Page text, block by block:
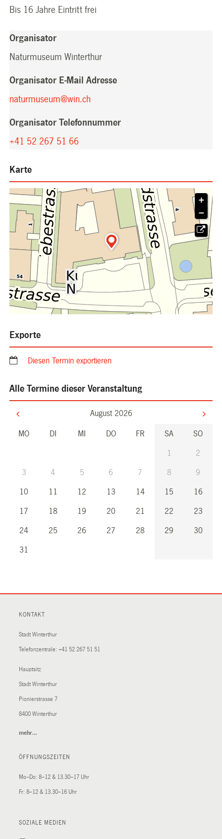
Bis 16 Jahre Eintritt frei
Organisator
Naturmuseum Winterthur
Organisator E-Mail Adresse
naturmuseum@win.ch
Organisator Telefonnummer
+41 52 267 51 66
Karte

+
−
Exporte
Diesen Termin exportieren
Alle Termine dieser Veranstaltung
August 2026
MO DI MI DO FR SA SO
1 2
3 4 5 6 7 8 9
10 11 12 13 14 15 16
17 18 19 20 21 22 23
24 25 26 27 28 29 30
31
KONTAKT
Stadt Winterthur
Telefonzentrale: +41 52 267 51 51
Hauptsitz
Stadt Winterthur
Pionierstrasse 7
8400 Winterthur
mehr…
ÖFFNUNGSZEITEN
Mo–Do: 8–12 & 13.30–17 Uhr
Fr: 8–12 & 13.30–16 Uhr
SOZIALE MEDIEN